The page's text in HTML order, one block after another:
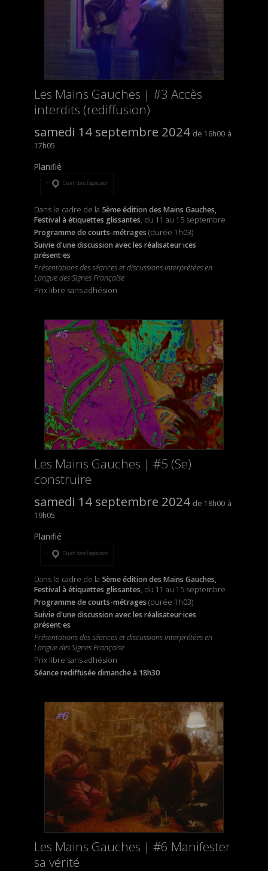
Les Mains Gauches | #3 Accès
interdits (rediffusion)
samedi 14 septembre 2024
16h00
17h05
Planifié
Ouvrir dans l’application
Dans le cadre de la 5ème édition des Mains Gauches,
Festival à étiquettes glissantes, du 11 au 15 septembre
Programme de courts-métrages (durée 1h03)
Suivie d'une discussion avec les réalisateur·ices
présent·es
Présentations des séances et discussions interprétées en
Langue des Signes Française
Prix libre sans adhésion
Les Mains Gauches | #5 (Se)
construire
samedi 14 septembre 2024
18h00
19h05
Planifié
Ouvrir dans l’application
Dans le cadre de la 5ème édition des Mains Gauches,
Festival à étiquettes glissantes, du 11 au 15 septembre
Programme de courts-métrages (durée 1h03)
Suivie d'une discussion avec les réalisateur·ices
présent·es
Présentations des séances et discussions interprétées en
Langue des Signes Française
Prix libre sans adhésion
Séance rediffusée dimanche à 18h30
Les Mains Gauches | #6 Manifester
sa vérité